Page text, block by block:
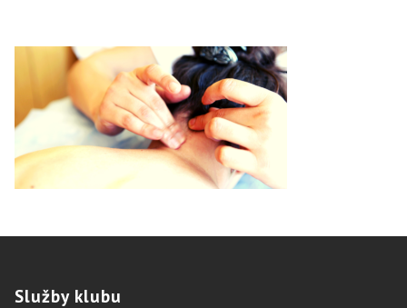
Službyklubu